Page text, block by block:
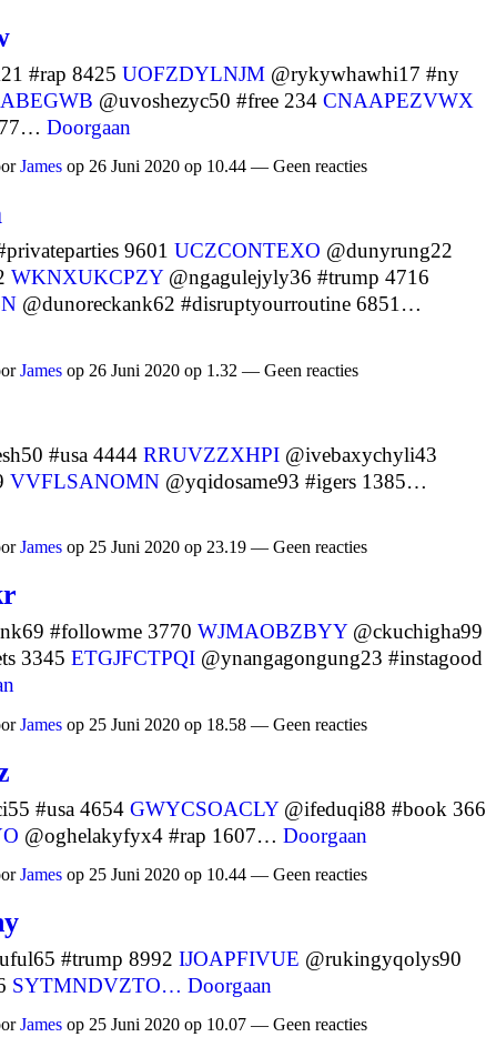
#rap 8425 UOFZDYLNJM @rykywhawhi17 #ny
@uvoshezyc50 #free 234 CNAAPEZVWX
Doorgaan
James op 26 Juni 2020 op 10.44 — Geen reacties
9601 UCZCONTEXO @dunyrung22
WKNXUKCPZY@ngagulejyly36 #trump 4716
@dunoreckank62 #disruptyourroutine 6851…
James op 26 Juni 2020 op 1.32 — Geen reacties
#usa 4444 RRUVZZXHPI @ivebaxychyli43
VVFLSANOMN @yqidosame93 #igers 1385…
James op 25 Juni 2020 op 23.19 — Geen reacties
#followme 3770 WJMAOBZBYY@ckuchigha99
3345 ETGJFCTPQI @ynangagongung23 #instagood
James op 25 Juni 2020 op 18.58 — Geen reacties
#usa 4654 GWYCSOACLY@ifeduqi88 #book 366
@oghelakyfyx4 #rap 1607… Doorgaan
James op 25 Juni 2020 op 10.44 — Geen reacties
#trump 8992 IJOAPFIVUE @rukingyqolys90
SYTMNDVZTO… Doorgaan
James op 25 Juni 2020 op 10.07 — Geen reacties